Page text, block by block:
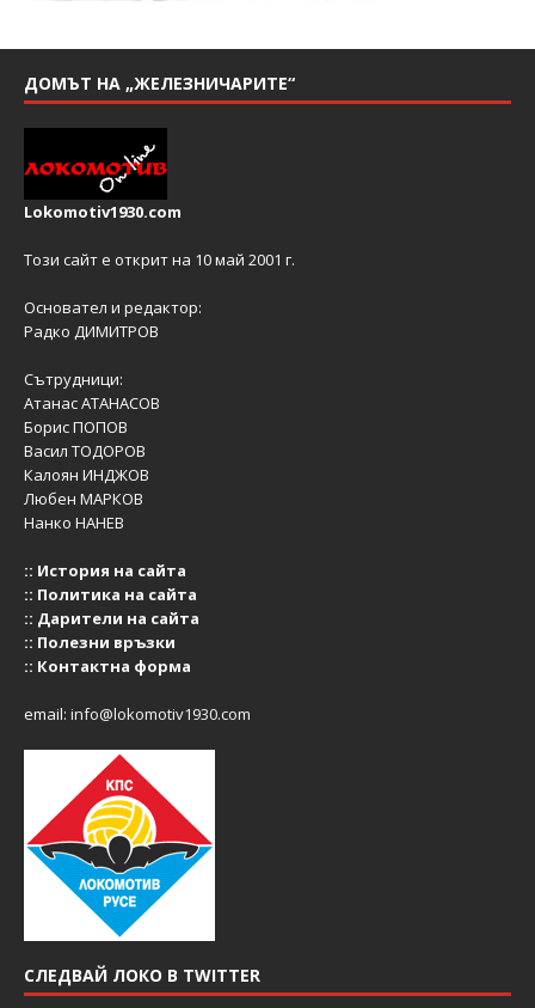
ДОМЪТ НА „ЖЕЛЕЗНИЧАРИТЕ“
Lokomotiv1930.com
Този сайт е открит на 10 май 2001 г.
Основател и редактор:
Радко ДИМИТРОВ
Сътрудници:
Атанас АТАНАСОВ
Борис ПОПОВ
Васил ТОДОРОВ
Калоян ИНДЖОВ
Любен МАРКОВ
Нанко НАНЕВ
:: История на сайта
:: Политика на сайта
:: Дарители на сайта
:: Полезни връзки
:: Контактна форма
email: info@lokomotiv1930.com
СЛЕДВАЙ ЛОКО В TWITTER